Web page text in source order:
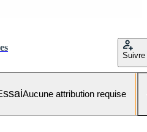
Suivre
Aucune attribution requise